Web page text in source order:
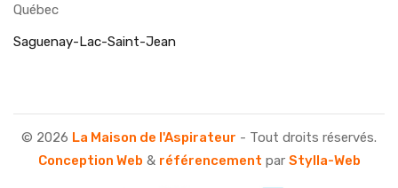
Québec
Saguenay-Lac-Saint-Jean
© 2026 La Maison de l'Aspirateur - Tout droits réservés.
Conception Web & référencement par Stylla-Web